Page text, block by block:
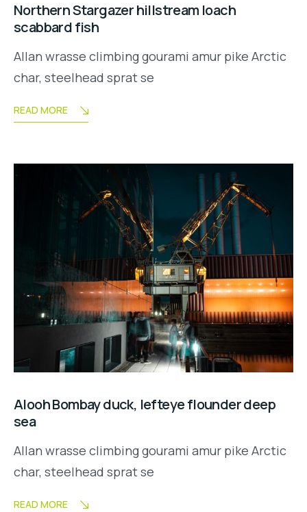
Northern Stargazer hillstream loach
scabbard fish
Allan wrasse climbing gourami amur pike Arctic
char, steelhead sprat se
READ MORE
Alooh Bombay duck, lefteye flounder deep
sea
Allan wrasse climbing gourami amur pike Arctic
char, steelhead sprat se
READ MORE